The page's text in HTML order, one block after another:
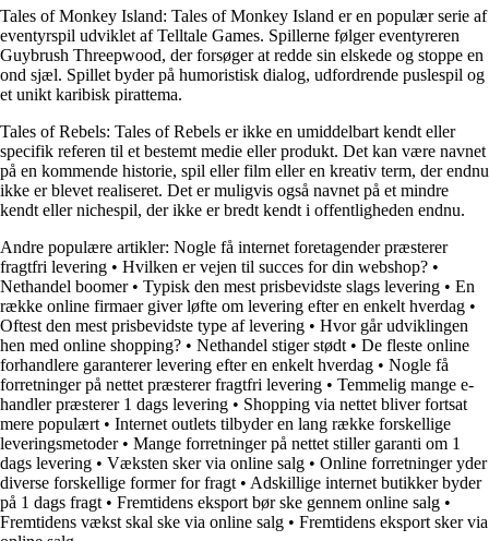
Tales of Monkey Island: Tales of Monkey Island er en populær serie af
eventyrspil udviklet af Telltale Games. Spillerne følger eventyreren
Guybrush Threepwood, der forsøger at redde sin elskede og stoppe en
ond sjæl. Spillet byder på humoristisk dialog, udfordrende puslespil og
et unikt karibisk pirattema.
Tales of Rebels: Tales of Rebels er ikke en umiddelbart kendt eller
specifik referen til et bestemt medie eller produkt. Det kan være navnet
på en kommende historie, spil eller film eller en kreativ term, der endnu
ikke er blevet realiseret. Det er muligvis også navnet på et mindre
kendt eller nichespil, der ikke er bredt kendt i offentligheden endnu.
Andre populære artikler: Nogle få internet foretagender præsterer
fragtfri levering • Hvilken er vejen til succes for din webshop? •
Nethandel boomer• Typisk den mest prisbevidste slags levering • En
række online firmaer giver løfte om levering efter en enkelt hverdag •
Oftest den mest prisbevidste type af levering • Hvor går udviklingen
hen med online shopping? • Nethandel stiger stødt • De fleste online
forhandlere garanterer levering efter en enkelt hverdag • Nogle få
forretninger på nettet præsterer fragtfri levering • Temmelig mange e-
handler præsterer 1 dags levering • Shopping via nettet bliver fortsat
mere populært • Internet outlets tilbyder en lang række forskellige
leveringsmetoder• Mange forretninger på nettet stiller garanti om 1
dags levering • Væksten sker via online salg • Online forretninger yder
diverse forskellige former for fragt • Adskillige internet butikker byder
på 1 dags fragt • Fremtidens eksport bør ske gennem online salg •
Fremtidens vækst skal ske via online salg • Fremtidens eksport sker via